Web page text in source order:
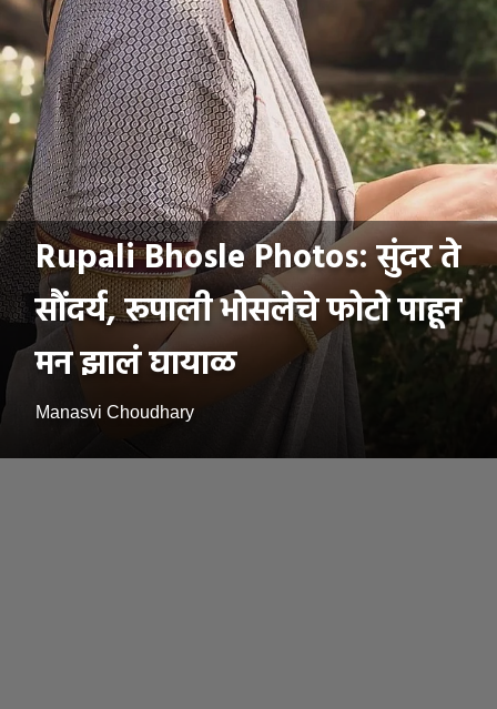
Rupali Bhosle Photos: सुंदर ते
सौंदर्य, रूपाली भोसलेचे फोटो पाहून
मन झालं घायाळ
Manasvi Choudhary